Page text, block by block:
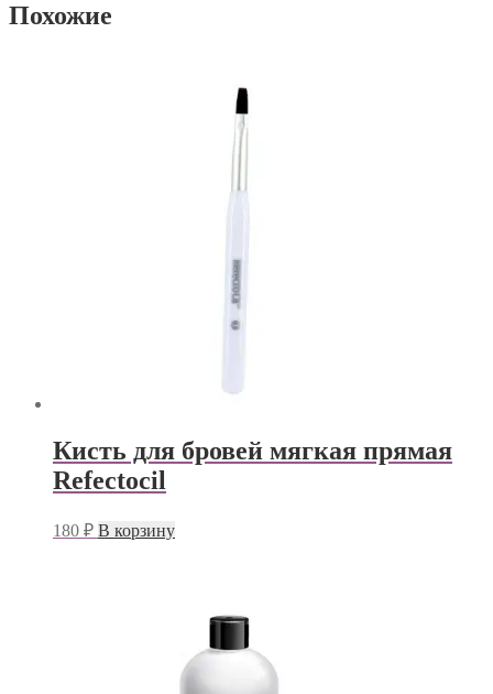
Похожие
Кисть для бровей мягкая прямая
Refectocil
180 ₽ В корзину